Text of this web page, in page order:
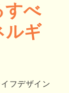
すべ
ルギ
フデザイン